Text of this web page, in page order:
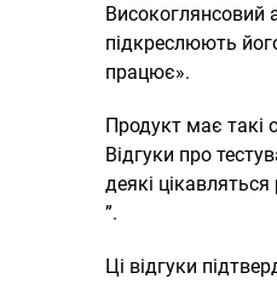
Високоглянсовий
підкреслюють
працює».
Продукт має такі
Відгуки про
деякі
”.
Ці відгуки